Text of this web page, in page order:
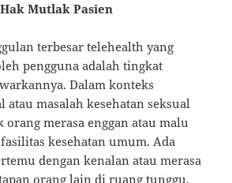
Mutlak Pasien
terbesar telehealth yang
pengguna adalah tingkat
Dalam konteks
atau masalah kesehatan seksual
orang merasa enggan atau malu
kesehatan umum. Ada
dengan kenalan atau merasa
orang lain di ruang tunggu.